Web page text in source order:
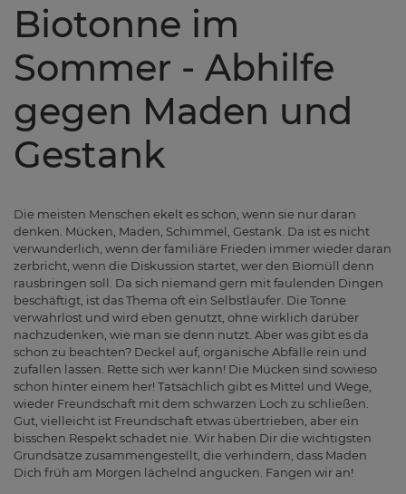
Biotonne im
Sommer - Abhilfe
gegen Maden und
Gestank
Die meisten Menschen ekelt es schon, wenn sie nur daran
denken. Mücken, Maden, Schimmel, Gestank. Da ist es nicht
verwunderlich, wenn der familiäre Frieden immer wieder daran
zerbricht, wenn die Diskussion startet, wer den Biomüll denn
rausbringen soll. Da sich niemand gern mit faulenden Dingen
beschäftigt, ist das Thema oft ein Selbstläufer. Die Tonne
verwahrlost und wird eben genutzt, ohne wirklich darüber
nachzudenken, wie man sie denn nutzt. Aber was gibt es da
schon zu beachten? Deckel auf, organische Abfälle rein und
zufallen lassen. Rette sich wer kann! Die Mücken sind sowieso
schon hinter einem her! Tatsächlich gibt es Mittel und Wege,
wieder Freundschaft mit dem schwarzen Loch zu schließen.
Gut, vielleicht ist Freundschaft etwas übertrieben, aber ein
bisschen Respekt schadet nie. Wir haben Dir die wichtigsten
Grundsätze zusammengestellt, die verhindern, dass Maden
Dich früh am Morgen lächelnd angucken. Fangen wir an!